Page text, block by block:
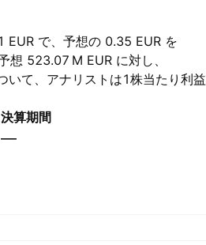
EUR で、予想の 0.35 EUR を
想 ‪523.07 M‬ EUR に対し、‪
いて、アナリストは1株当たり利益
決算期間
—